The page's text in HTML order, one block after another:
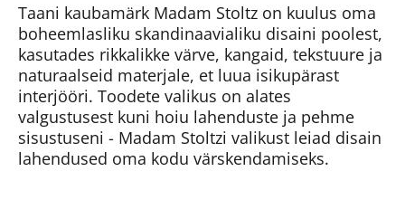
Taani kaubamärk Madam Stoltz on kuulus oma
boheemlasliku skandinaavialiku disaini poolest,
kasutades rikkalikke värve, kangaid, tekstuure ja
naturaalseid materjale, et luua isikupärast
interjööri. Toodete valikus on alates
valgustusest kuni hoiu lahenduste ja pehme
sisustuseni - Madam Stoltzi valikust leiad disain
lahendused oma kodu värskendamiseks.